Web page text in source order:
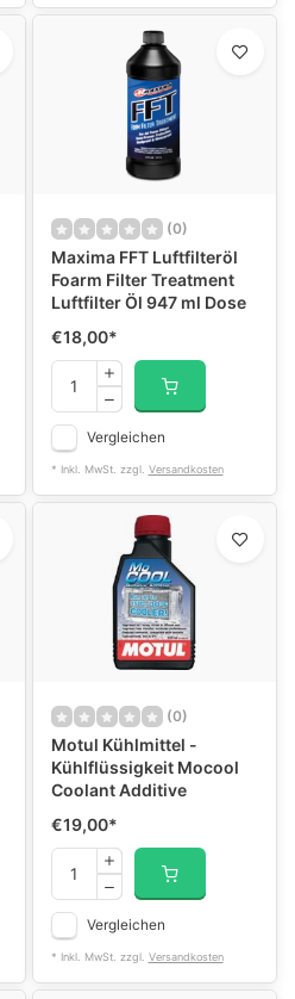
(0)
Maxima FFT Luftfilteröl
Foarm Filter Treatment
Luftfilter Öl 947 ml Dose
€18,00*
Vergleichen
* Inkl. MwSt. zzgl. Versandkosten
(0)
Motul Kühlmittel -
Kühlflüssigkeit Mocool
Coolant Additive
€19,00*
Vergleichen
* Inkl. MwSt. zzgl. Versandkosten